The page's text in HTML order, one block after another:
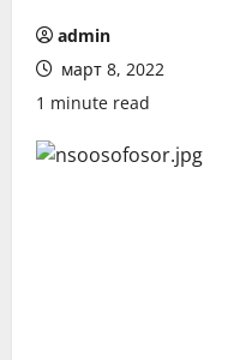
admin
март 8, 2022
1 minute read